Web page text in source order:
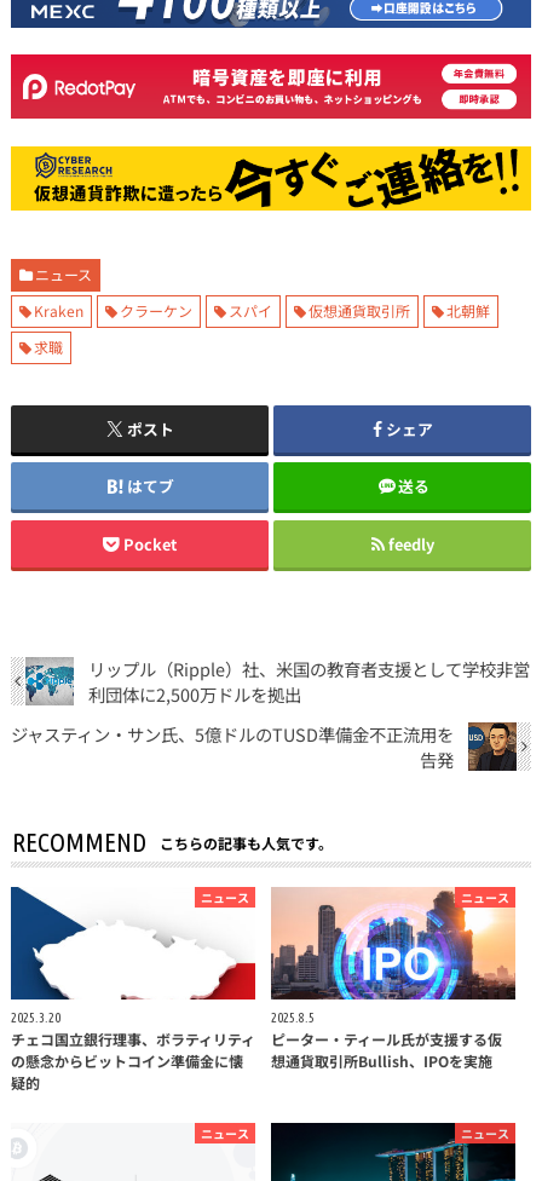
ニュース
Kraken
クラーケン スパイ 仮想通貨取引所
北朝鮮
求職
ポスト シェア
はてブ 送る
Pocket feedly
リップル（Ripple）社、米国の教育者支援として学校非営
利団体に2,500万ドルを拠出
ジャスティン・サン氏、5億ドルのTUSD準備金不正流用を
告発
RECOMMEND こちらの記事も人気です。
ニュース
2025.3.20
チェコ国立銀行理事、ボラティリティ
の懸念からビットコイン準備金に懐
疑的
ニュース
2025.8.5
ピーター・ティール氏が支援する仮
想通貨取引所Bullish、IPOを実施
ニュース ニュース